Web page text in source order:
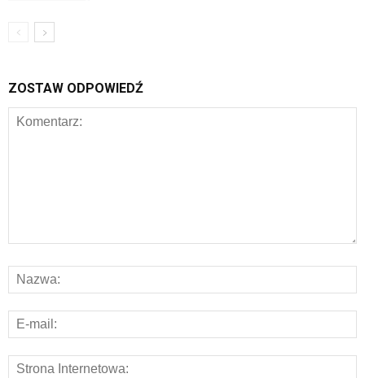
ZOSTAW ODPOWIEDŹ